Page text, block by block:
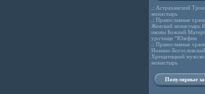
.: Астраханский
монастырь
.: Православные
Женский монастырь
иконы Божией
урочище “Юзефин
.: Православные
Иоанно-Богословский
Хрещатицкий
монастырь
Популярные